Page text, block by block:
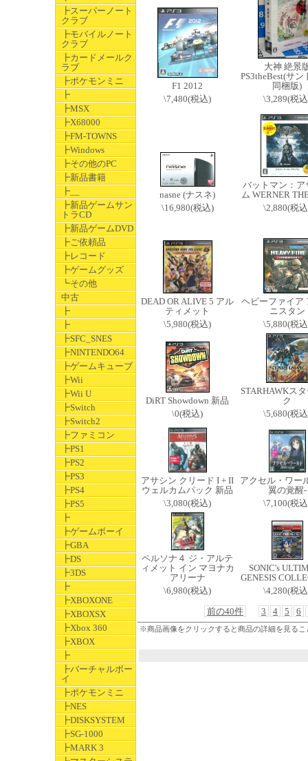
┣スーパーノート
クラブ
┣モバイルノート
クラブ
┣カードメールク
ラブ
┣ポケモンミニ
┣
┣MSX
┣X68000
┣FM-TOWNS
┣Windows
┣その他のPC
┣新品書籍
┣__
┣新品ゲームサン
トラCD
┣新品ゲームDVD
┣ご依頼品
┣レコード
┣ゲームグッズ
┗その他
中古
┣
┣
┣SFC_SNES
┣NINTENDO64
┣ゲームキューブ
┣Wii
┣Wii U
┣Switch
┣Switch2
┣ファミコン
┣PS1
┣PS2
┣PS3
┣PS4
┣PS5
┣
┣ゲームボーイ
┣GBA
┣DS
┣3DS
┣
┣XBOXONE
┣XBOXSX
┣Xbox 360
┣XBOX
┣
┣バーチャルボー
イ
┣ポケモンミニ
┣NES
┣DISKSYSTEM
┣SG-1000
┣MARK 3
F1 2012
\7,480(税込)
大神 絶景
PS3theBest(サン
同梱版)
\3,289(税
nasne (ナスネ)
\16,980(税込)
バットマン：ア
ム WERNER
\2,880(税
DEAD OR ALIVE 5 アル
ティメット
\5,980(税込)
ヘビーファイア
ニスタン
\5,880(税
DiRT Showdown 新品
\0(税込)
STARHAWKス
ク
\5,680(税
アサシン クリード I + II
ウェルカムパック 新品
\3,080(税込)
アクセル・ワー
翼の覚醒-
\7,100(税
ペルソナ４ ジ・アルテ
ィメット イン マヨナカ
アリーナ
\6,980(税込)
SONIC's
GENESIS
\4,280(税
前の40件
3 4 5 6
※商品画像をクリックすると商品の詳細を見るこ